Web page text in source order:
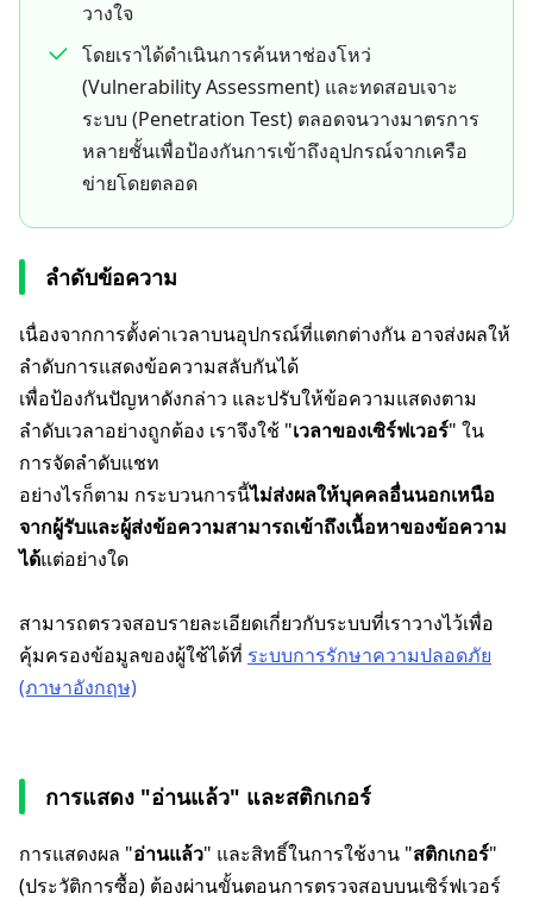
วางใจ
โดยเราได้ดำเนินการค้นหาช่องโหว่
(Vulnerability Assessment) และทดสอบเจาะ
ระบบ (Penetration Test) ตลอดจนวางมาตรการ
หลายชั้นเพื่อป้องกันการเข้าถึงอุปกรณ์จากเครือ
ข่ายโดยตลอด
ลำดับข้อความ
เนื่องจากการตั้งค่าเวลาบนอุปกรณ์ที่แตกต่างกัน อาจส่งผลให้
ลำดับการแสดงข้อความสลับกันได้
เพื่อป้องกันปัญหาดังกล่าว และปรับให้ข้อความแสดงตาม
ลำดับเวลาอย่างถูกต้อง เราจึงใช้ "เวลาของเซิร์ฟเวอร์" ใน
การจัดลำดับแชท
อย่างไรก็ตาม กระบวนการนี้ไม่ส่งผลให้บุคคลอื่นนอกเหนือ
จากผู้รับและผู้ส่งข้อความสามารถเข้าถึงเนื้อหาของข้อความ
ได้แต่อย่างใด
สามารถตรวจสอบรายละเอียดเกี่ยวกับระบบที่เราวางไว้เพื่อ
คุ้มครองข้อมูลของผู้ใช้ได้ที่ ระบบการรักษาความปลอดภัย
(ภาษาอังกฤษ)
การแสดง "อ่านแล้ว" และสติกเกอร์
การแสดงผล "อ่านแล้ว" และสิทธิ์ในการใช้งาน "สติกเกอร์"
(ประวัติการซื้อ) ต้องผ่านขั้นตอนการตรวจสอบบนเซิร์ฟเวอร์